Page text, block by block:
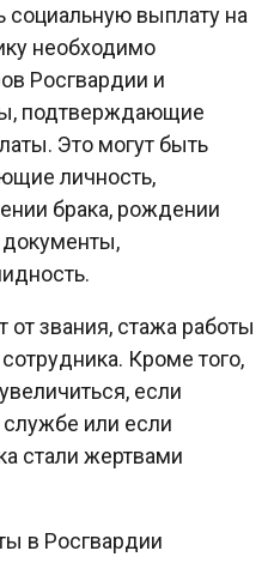
социальную выплату на
необходимо
Росгвардии и
подтверждающие
Это могут быть
личность,
брака, рождении
документы,
звания, стажа работы
Кроме того,
если
или если
стали жертвами
в Росгвардии